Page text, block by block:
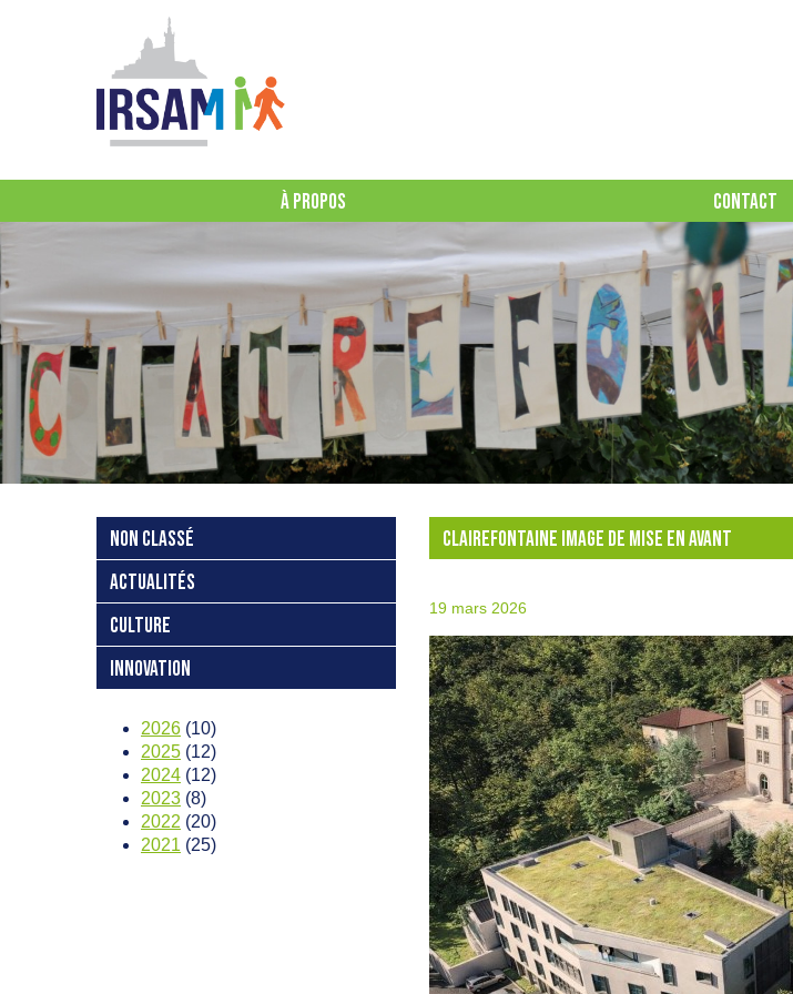
À PROPOS CONTACT
NON CLASSÉ
ACTUALITÉS
CULTURE
INNOVATION
2026 (10)
2025 (12)
2024 (12)
2023 (8)
2022 (20)
2021 (25)
CLAIREFONTAINE IMAGE DE MISE EN AVANT
19 mars 2026